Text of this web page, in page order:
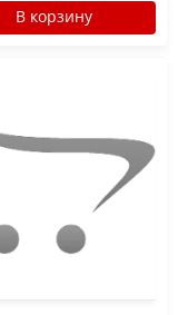
В корзину